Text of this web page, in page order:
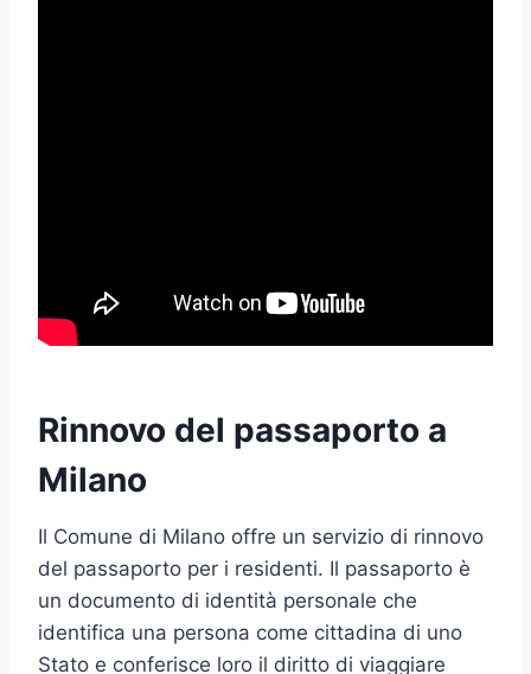
Rinnovo del passaporto a
Milano
Il Comune di Milano offre un servizio di rinnovo
del passaporto per i residenti. Il passaporto è
un documento di identità personale che
identifica una persona come cittadina di uno
Stato e conferisce loro il diritto di viaggiare